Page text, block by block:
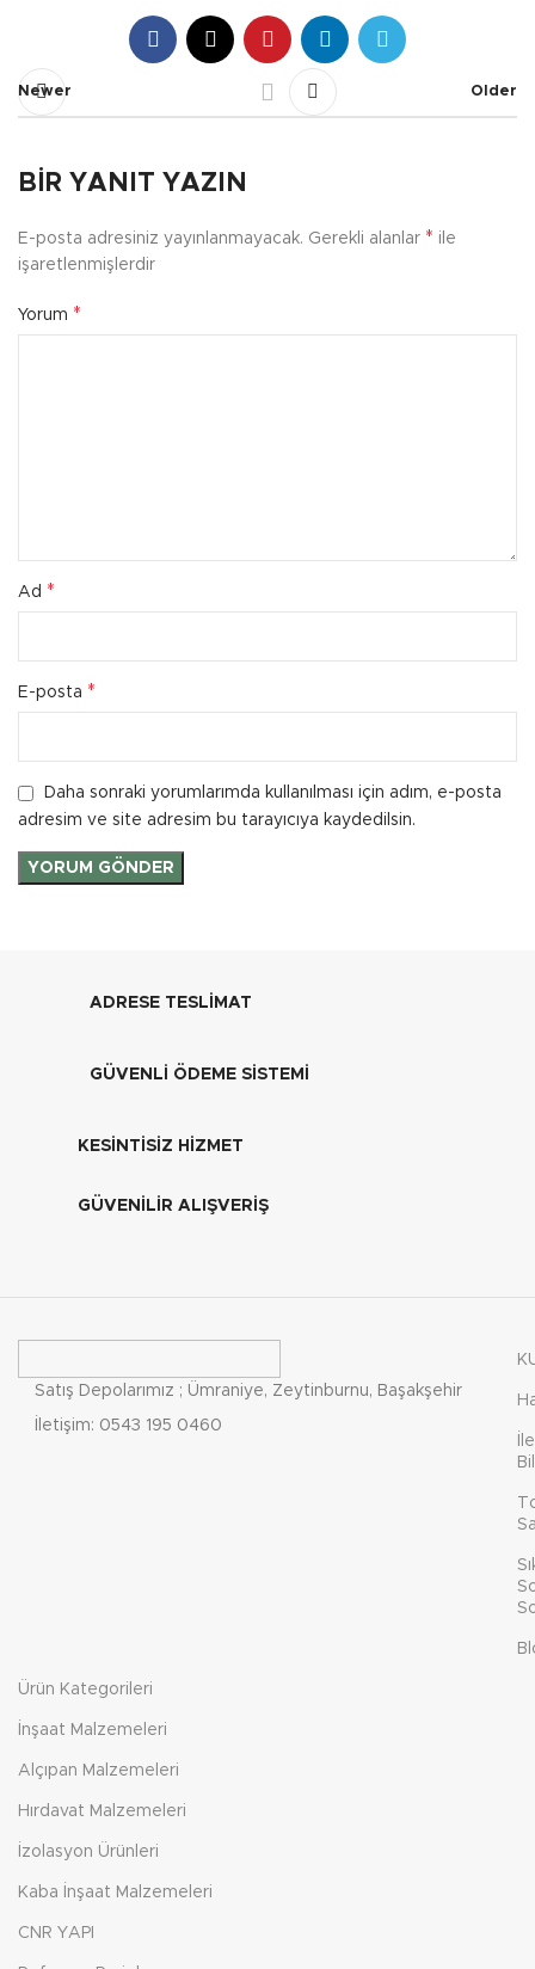
Newer Older
BIR YANIT YAZIN
E-posta adresiniz yayınlanmayacak. Gerekli alanlar * ile
işaretlenmişlerdir
Yorum *
Ad *
E-posta *
Daha sonraki yorumlarımda kullanılması için adım, e-posta
adresim ve site adresim bu tarayıcıya kaydedilsin.
ADRESE TESLİMAT
GÜVENLİ ÖDEME SİSTEMİ
KESİNTİSİZ HİZMET
GÜVENİLİR ALIŞVERİŞ
Satış Depolarımız ; Ümraniye, Zeytinburnu, Başakşehir
İletişim: 0543 195 0460
Ürün Kategorileri
İnşaat Malzemeleri
Alçıpan Malzemeleri
Hırdavat Malzemeleri
İzolasyon Ürünleri
Kaba İnşaat Malzemeleri
CNR YAPI